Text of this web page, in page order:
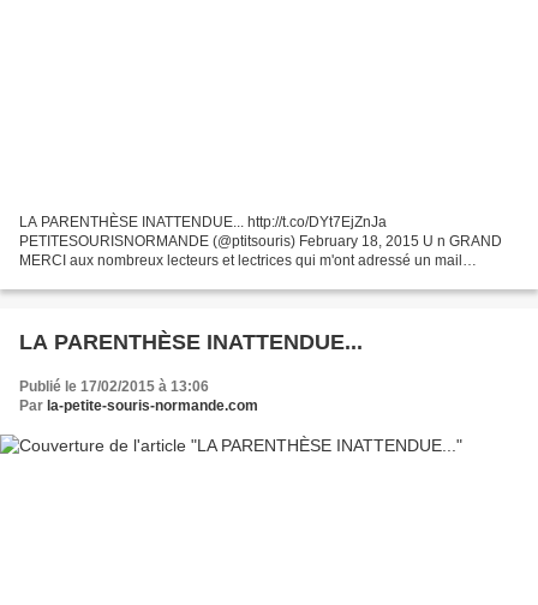
LA PARENTHÈSE INATTENDUE... http://t.co/DYt7EjZnJa
PETITESOURISNORMANDE (@ptitsouris) February 18, 2015 U n GRAND
MERCI aux nombreux lecteurs et lectrices qui m'ont adressé un mail
LA PARENTHÈSE INATTENDUE...
Publié le 17/02/2015 à 13:06
Par la-petite-souris-normande.com